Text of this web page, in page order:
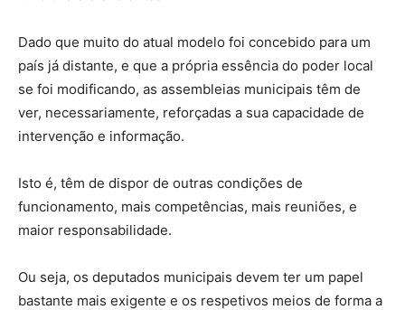
Dado que muito do atual modelo foi concebido para um
país já distante, e que a própria essência do poder local
se foi modificando, as assembleias municipais têm de
ver, necessariamente, reforçadas a sua capacidade de
intervenção e informação.
Isto é, têm de dispor de outras condições de
funcionamento, mais competências, mais reuniões, e
maior responsabilidade.
Ou seja, os deputados municipais devem ter um papel
bastante mais exigente e os respetivos meios de forma a